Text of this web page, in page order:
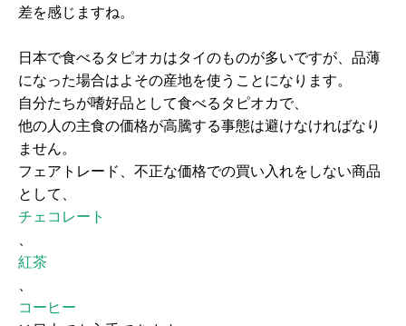
差を感じますね。
日本で食べるタピオカはタイのものが多いですが、品薄
になった場合はよその産地を使うことになります。
自分たちが嗜好品として食べるタピオカで、
他の人の主食の価格が高騰する事態は避けなければなり
ません。
フェアトレード、不正な価格での買い入れをしない商品
として、
チェコレート
、
紅茶
、
コーヒー